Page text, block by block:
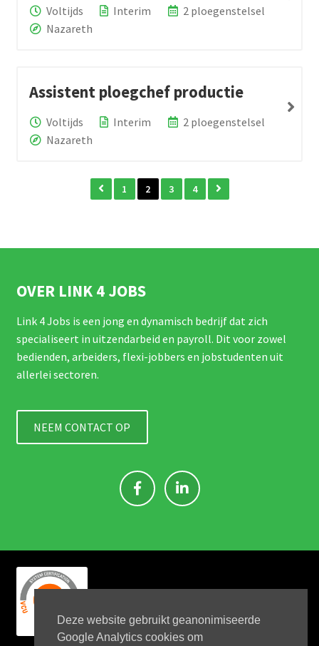
Deze website gebruikt geanonimiseerde
Google Analytics cookies om
Voltijds Interim
2 ploegenstelsel
Nazareth
Assistent ploegchef productie
Voltijds Interim
2 ploegenstelsel
Nazareth
1 2 3 4
OVER LINK 4 JOBS
Link 4 Jobs is een jong en dynamisch bedrijf dat zich
specialiseert in uitzendarbeid en payroll. Dit voor zowel
bedienden, arbeiders, flexi-jobbers en jobstudenten uit
allerlei sectoren.
NEEM CONTACT OP